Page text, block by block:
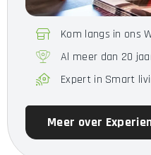
Kom langs in ons
Al meer dan 20
Expert in Smart
Meer over